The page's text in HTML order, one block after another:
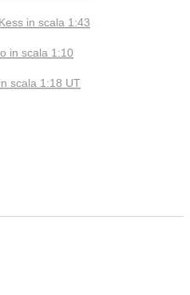
in scala 1:43
in scala 1:10
scala 1:18 UT